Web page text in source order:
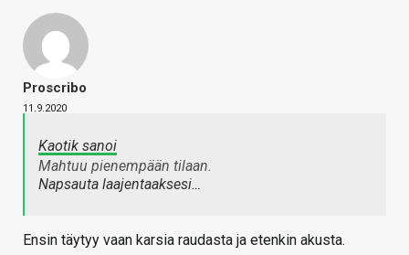
Proscribo
11.9.2020
Kaotik sanoi
Mahtuu pienempään tilaan.
Napsauta laajentaaksesi…
Ensin täytyy vaan karsia raudasta ja etenkin akusta.